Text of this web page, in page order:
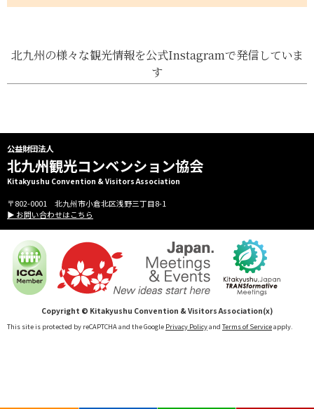
北九州の様々な観光情報を公式Instagramで発信していま
す
公益財団法人
北九州観光コンベンション協会
Kitakyushu Convention & Visitors Association
〒802-0001 北九州市小倉北区浅野三丁目8-1
▶ お問い合わせはこちら
Copyright © Kitakyushu Convention & Visitors Association(x)
This site is protected by reCAPTCHA and the Google Privacy Policyand Terms of Serviceapply.